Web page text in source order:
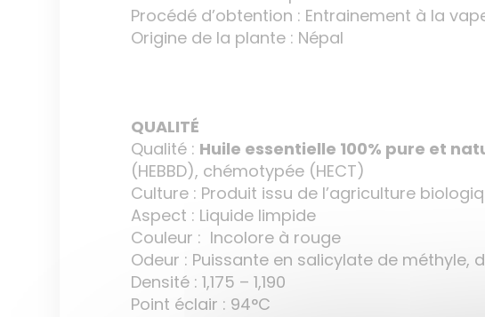
Procédé d’obtention : Entrainement à la
Origine de la plante : Népal
QUALITÉ
Qualité : Huile essentielle 100% pure et
(HEBBD), chémotypée (HECT)
Culture : Produit issu de l’agriculture
Aspect : Liquide limpide
Couleur : Incolore à rouge
Odeur : Puissante en salicylate de méthyle,
Densité : 1,175 – 1,190
Point éclair : 94°C